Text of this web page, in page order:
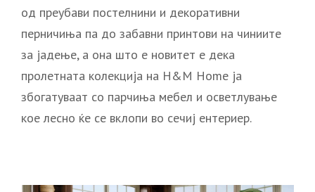
од преубави постелнини и декоративни
перничиња па до забавни принтови на чиниите
за јадење, а она што е новитет е дека
пролетната колекција на H&M Home ја
збогатуваат со парчиња мебел и осветлување
кое лесно ќе се вклопи во сечиј ентериер.